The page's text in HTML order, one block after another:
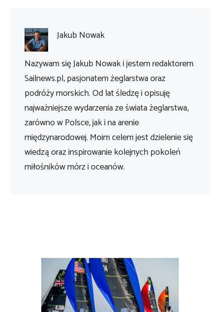
Jakub Nowak
Nazywam się Jakub Nowak i jestem redaktorem
Sailnews.pl, pasjonatem żeglarstwa oraz
podróży morskich. Od lat śledzę i opisuję
najważniejsze wydarzenia ze świata żeglarstwa,
zarówno w Polsce, jak i na arenie
międzynarodowej. Moim celem jest dzielenie się
wiedzą oraz inspirowanie kolejnych pokoleń
miłośników mórz i oceanów.